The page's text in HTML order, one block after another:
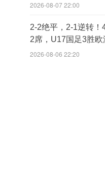
2026-08-07 22:00
2-2绝平，2-1逆转
2席，U17国足3胜欧
2026-08-06 22:20